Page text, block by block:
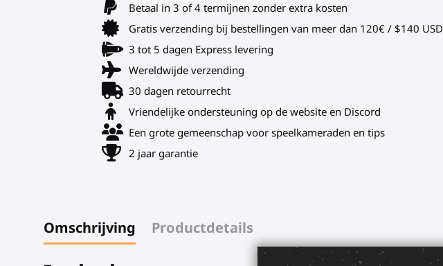
Betaal in 3 of 4 termijnen zonder extra kosten
Gratis verzending bij bestellingen van meer dan 120€ / $140 USD
3 tot 5 dagen Express levering
Wereldwijde verzending
30 dagen retourrecht
Vriendelijke ondersteuning op de website en Discord
Een grote gemeenschap voor speelkameraden en tips
2 jaar garantie
Omschrijving Productdetails